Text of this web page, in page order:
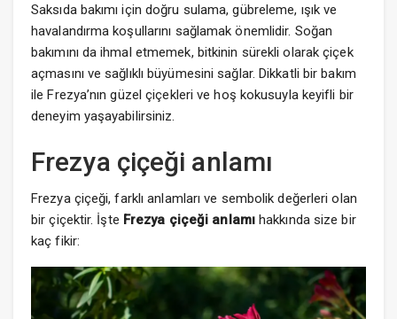
Saksıda bakımı için doğru sulama, gübreleme, ışık ve
havalandırma koşullarını sağlamak önemlidir. Soğan
bakımını da ihmal etmemek, bitkinin sürekli olarak çiçek
açmasını ve sağlıklı büyümesini sağlar. Dikkatli bir bakım
ile Frezya’nın güzel çiçekleri ve hoş kokusuyla keyifli bir
deneyim yaşayabilirsiniz.
Frezya çiçeği anlamı
Frezya çiçeği, farklı anlamları ve sembolik değerleri olan
bir çiçektir. İşte Frezya çiçeği anlamıhakkında size bir
kaç fikir: